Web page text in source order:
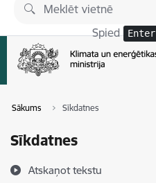
Pāriet uz lapas saturu
Spied Enter
Sākums Sīkdatnes
Sīkdatnes
Atskaņot tekstu